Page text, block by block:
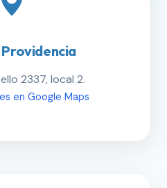
Providencia
2337, local 2.
en Google Maps